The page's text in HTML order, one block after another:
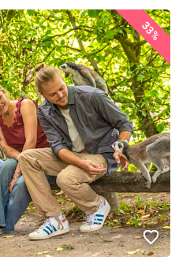
33%